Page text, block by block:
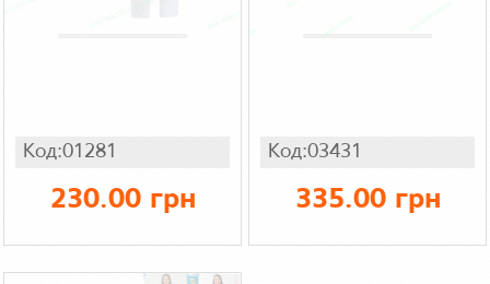
Код:01281
230.00 грн
Код:03431
335.00 грн